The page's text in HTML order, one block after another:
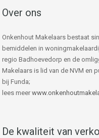
Over ons
Onkenhout Makelaars bestaat
bemiddelen in
regio Badhoevedorp en de
Makelaars is lid van de NVM en
bij Funda;
lees meer
De kwaliteit van